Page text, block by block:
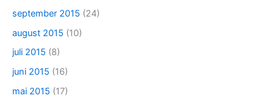
september 2015 (24)
august 2015 (10)
juli 2015 (8)
juni 2015 (16)
mai 2015 (17)